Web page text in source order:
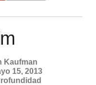
Kaufman
15, 2013